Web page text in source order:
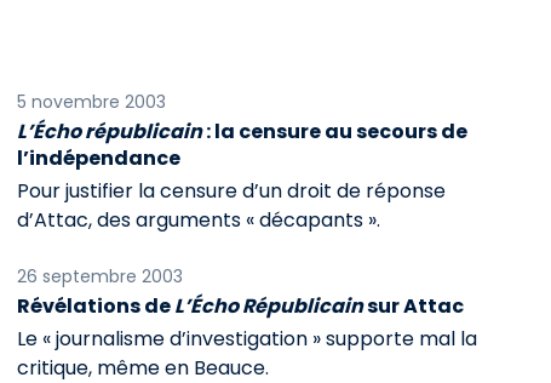
5 novembre 2003
L’Écho républicain: la censure au secours de
l’indépendance
Pour justifier la censure d’un droit de réponse
d’Attac, des arguments « décapants ».
26 septembre 2003
Révélations deL’Écho Républicainsur Attac
Le « journalisme d’investigation » supporte mal la
critique, même en Beauce.